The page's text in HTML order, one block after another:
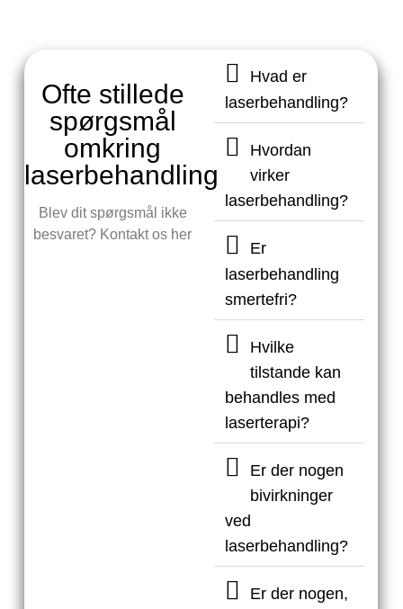
Ofte stillede
spørgsmål
omkring
laserbehandling
Blev dit spørgsmål ikke
besvaret? Kontakt os her
Hvad er
laserbehandling?
Hvordan
virker
laserbehandling?
Er
laserbehandling
smertefri?
Hvilke
tilstande kan
behandles med
laserterapi?
Er der nogen
bivirkninger
ved
laserbehandling?
Er der nogen,